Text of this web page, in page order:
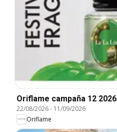
Oriflame campaña 12 2026
22/08/2026- 11/09/2026
Oriflame